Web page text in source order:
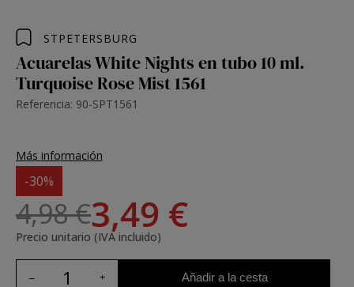
STPETERSBURG
Acuarelas White Nights en tubo 10 ml.
Turquoise Rose Mist 1561
Referencia: 90-SPT1561
Más información
-30%
4,98 €3,49 €
Precio unitario (IVA incluido)
Añadir a la cesta